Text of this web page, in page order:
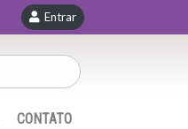
Entrar
CONTATO